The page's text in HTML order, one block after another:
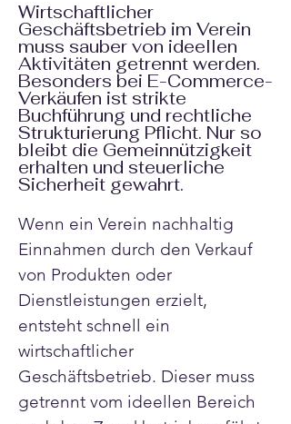
Wirtschaftlicher
Geschäftsbetrieb im Verein
muss sauber von ideellen
Aktivitäten getrennt werden.
Besonders bei E-Commerce-
Verkäufen ist strikte
Buchführung und rechtliche
Strukturierung Pflicht. Nur so
bleibt die Gemeinnützigkeit
erhalten und steuerliche
Sicherheit gewahrt.
Wenn ein Verein nachhaltig
Einnahmen durch den Verkauf
von Produkten oder
Dienstleistungen erzielt,
entsteht schnell ein
wirtschaftlicher
Geschäftsbetrieb. Dieser muss
getrennt vom ideellen Bereich